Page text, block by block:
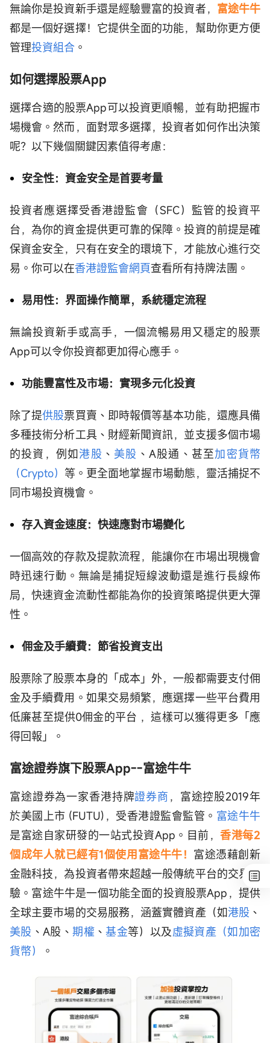
無論你是投資新手還是經驗豐富的投資者， 富途牛牛
都是一個好選擇！它提供全面的功能，幫助你更方便
管理投資組合 。
如何選擇股票App
選擇合適的股票App可以投資更順暢，並有助把握市
場機會。然而，面對眾多選擇，投資者如何作出決策
呢？以下幾個關鍵因素值得考慮：
安全性：資金安全是首要考量
投資者應選擇受香港證監會（SFC）監管的投資平
台，為你的資金提供更可靠的保障。投資的前提是確
保資金安全，只有在安全的環境下，才能放心進行交
易。你可以在香港證監會網頁查看所有持牌法團。
易用性：界面操作簡單，系統穩定流程
無論投資新手或高手，一個流暢易用又穩定的股票
App可以令你投資都更加得心應手。
功能豐富性及市場：實現多元化投資
除了提供股票買賣、即時報價等基本功能，還應具備
多種技術分析工具、財經新聞資訊，並支援多個市場
的投資，例如港股 、 美股 、A股通、甚至加密貨幣
（Crypto） 等。更全面地掌握市場動態，靈活捕捉不
同市場投資機會。
存入資金速度：快速應對市場變化
一個高效的存款及提款流程，能讓你在市場出現機會
時迅速行動。無論是捕捉短線波動還是進行長線佈
局，快速資金流動性都能為你的投資策略提供更大彈
性。
佣金及手續費：節省投資支出
股票除了股票本身的「成本」外，一般都需要支付佣
金及手續費用。如果交易頻繁，應選擇一些平台費用
低廉甚至提供0佣金的平台 ，這樣可以獲得更多「應
得回報」。
富途證券旗下股票App--富途牛牛
富途證券為一家香港持牌證券商 ，富途控股2019年
於美國上市 (FUTU)，受香港證監會監管。 富途牛牛
是富途自家研發的一站式投資App。目前，香港每2
個成年人就已經有1個使用富途牛牛！ 富途憑藉創新
金融科技，為投資者帶來超越一般傳統平台的交易體
驗。富途牛牛是一個功能全面的投資股票App，提供
全球主要市場的交易服務，涵蓋實體資產（如港股 、
美股 、A股、期權、基金等）以及虛擬資產（如加密
貨幣）
。